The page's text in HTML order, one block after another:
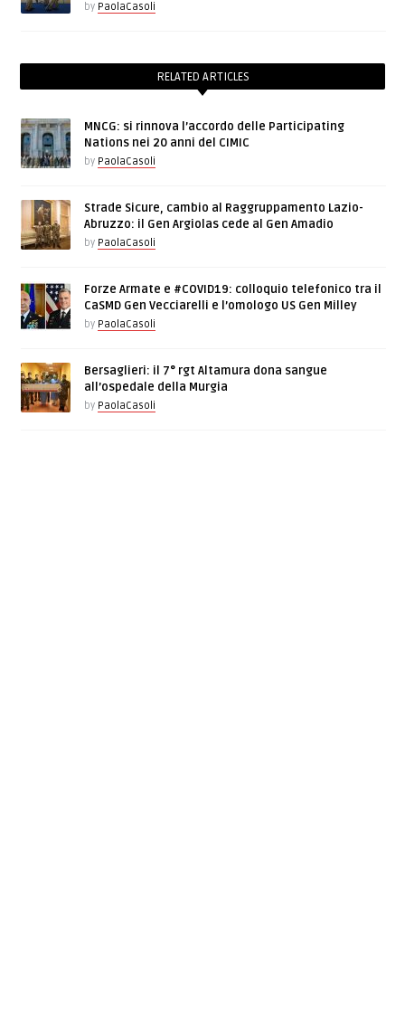
by PaolaCasoli
RELATED ARTICLES
MNCG: si rinnova l’accordo delle Participating
Nations nei 20 anni del CIMIC
by PaolaCasoli
Strade Sicure, cambio al Raggruppamento Lazio-
Abruzzo: il Gen Argiolas cede al Gen Amadio
by PaolaCasoli
Forze Armate e #COVID19: colloquio telefonico tra il
CaSMD Gen Vecciarelli e l’omologo US Gen Milley
by PaolaCasoli
Bersaglieri: il 7° rgt Altamura dona sangue
all’ospedale della Murgia
by PaolaCasoli